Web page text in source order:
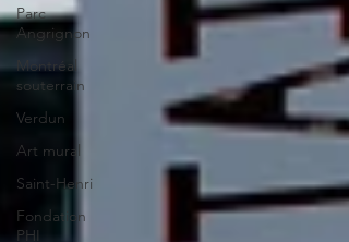
Parc
Angrignon
Montréal
souterrain
Verdun
Art mural
Saint-Henri
Fondation
PHI